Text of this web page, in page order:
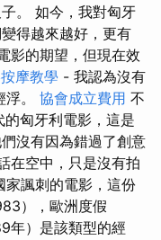
。 如今，我對匈牙
得越來越好，更有
影的期望，但現在效
摩教學 - 我認為沒有
浮。 協會成立費用 不
匈牙利電影，這是
沒有因為錯過了創意
在空中，只是沒有拍
家諷刺的電影，這份
），歐洲度假
年）是該類型的經